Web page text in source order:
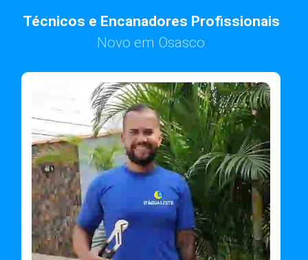
Técnicos e Encanadores Profissionais
Novo em Osasco